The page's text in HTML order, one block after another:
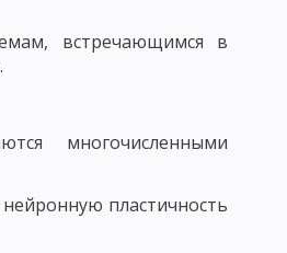
встречающимся в
многочисленными
пластичность